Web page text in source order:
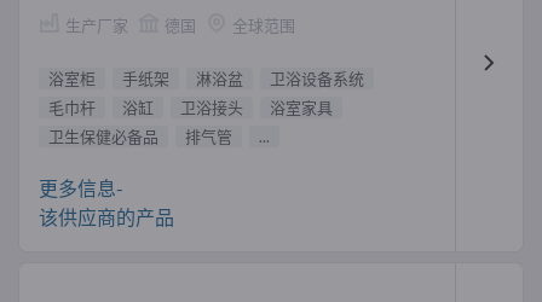
生产厂家 德国 全球范围
浴室柜 手纸架 淋浴盆
卫浴设备系统
毛巾杆
浴缸 卫浴接头
浴室家具
卫生保健必备品
排气管 ...
更多信息-
该供应商的产品